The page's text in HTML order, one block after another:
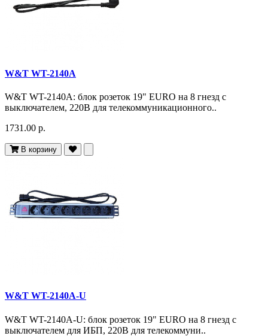
W&T WT-2140A
W&T WT-2140A: блок розеток 19" EURO на 8 гнезд с
выключателем, 220В для телекоммуникационного..
1731.00 р.
В корзину
W&T WT-2140A-U
W&T WT-2140A-U: блок розеток 19" EURO на 8 гнезд с
выключателем для ИБП, 220В для телекоммуни..